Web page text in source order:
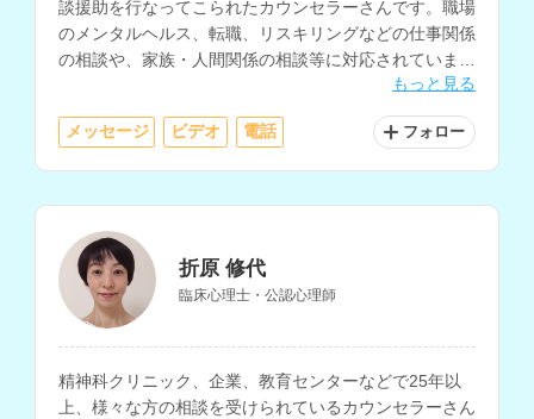
談援助を行なってこられたカウンセラーさんです。職場
のメンタルヘルス、転職、リスキリングなどの仕事関係
の相談や、家族・人間関係の相談等に対応されていま
もっと見る
メッセージ ビデオ 電話 フォロー
折原 修代
臨床心理士・公認心理師
精神科クリニック、企業、教育センターなどで25年以
上、様々な方の相談を受けられているカウンセラーさん